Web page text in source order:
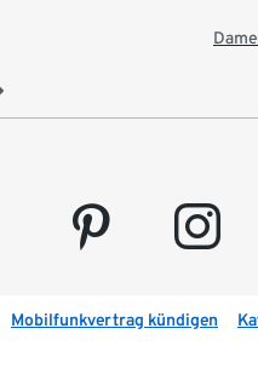
pinterest instagram
Mobilfunkvertrag kündigen